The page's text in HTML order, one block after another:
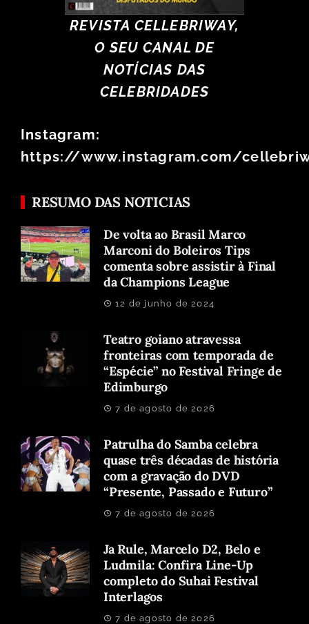
REVISTA CELLEBRIWAY,
O SEU CANAL DE
NOTÍCIAS DAS
CELEBRIDADES
Instagram:
https://www.instagram.com/
RESUMO DAS NOTICIAS
De volta ao Brasil Marco
Marconi do Boleiros Tips
comenta sobre assistir à Final
da Champions League
12 de junho de 2024
Teatro goiano atravessa
fronteiras com temporada de
“Espécie” no Festival Fringe de
Edimburgo
7 de agosto de 2026
Patrulha do Samba celebra
quase três décadas de história
com a gravação do DVD
“Presente, Passado e Futuro”
7 de agosto de 2026
Ja Rule, Marcelo D2, Belo e
Ludmila: Confira Line-Up
completo do Suhai Festival
Interlagos
7 de agosto de 2026